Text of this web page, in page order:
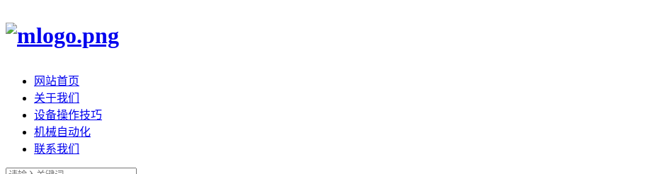
网站首页
关于我们
设备操作技巧
机械自动化
联系我们